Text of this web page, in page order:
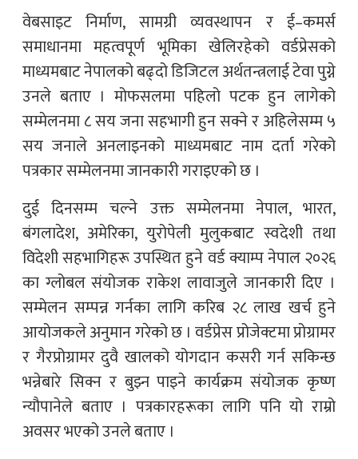
वेबसाइट निर्माण, सामग्री व्यवस्थापन र ई–कमर्स
समाधानमा महत्वपूर्ण भूमिका खेलिरहेको वर्डप्रेसको
माध्यमबाट नेपालको बढ्दो डिजिटल अर्थतन्त्रलाई टेवा पुग्ने
उनले बताए । मोफसलमा पहिलो पटक हुन लागेको
सम्मेलनमा ८ सय जना सहभागी हुन सक्ने र अहिलेसम्म ५
सय जनाले अनलाइनको माध्यमबाट नाम दर्ता गरेको
पत्रकार सम्मेलनमा जानकारी गराइएको छ ।
दुई दिनसम्म चल्ने उक्त सम्मेलनमा नेपाल, भारत,
बंगलादेश, अमेरिका, युरोपेली मुलुकबाट स्वदेशी तथा
विदेशी सहभागिहरू उपस्थित हुने वर्ड क्याम्प नेपाल २०२६
का ग्लोबल संयोजक राकेश लावाजुले जानकारी दिए ।
सम्मेलन सम्पन्न गर्नका लागि करिब २८ लाख खर्च हुने
आयोजकले अनुमान गरेको छ । वर्डप्रेस प्रोजेक्टमा प्रोग्रामर
र गैरप्रोग्रामर दुवै खालको योगदान कसरी गर्न सकिन्छ
भन्नेबारे सिक्न र बुझ्न पाइने कार्यक्रम संयोजक कृष्ण
न्यौपानेले बताए । पत्रकारहरूका लागि पनि यो राम्रो
अवसर भएको उनले बताए ।